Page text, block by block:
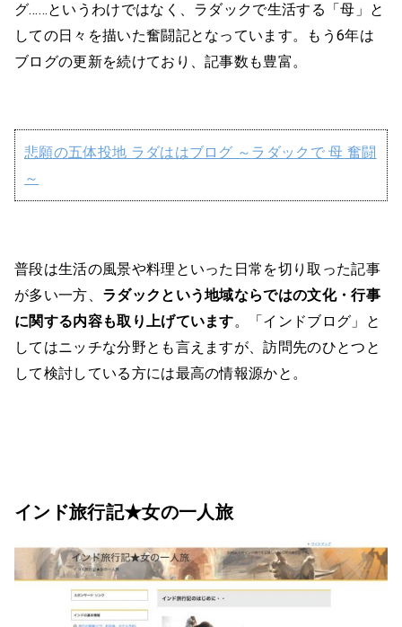
グ……というわけではなく、ラダックで生活する「母」と
しての日々を描いた奮闘記となっています。もう6年は
ブログの更新を続けており、記事数も豊富。
悲願の五体投地 ラダははブログ ～ラダックで 母 奮闘
～
普段は生活の風景や料理といった日常を切り取った記事
が多い一方、 ラダックという地域ならではの文化・行事
に関する内容も取り上げています。「インドブログ」と
してはニッチな分野とも言えますが、訪問先のひとつと
して検討している方には最高の情報源かと。
インド旅行記★女の一人旅